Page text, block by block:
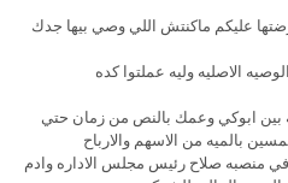
عليكم ماكنتش اللي وصي بيها جدك
الاصليه وليه عملتوا كده
ابوكي وعمك بالنص من زمان حتي
بالميه من الاسهم والارباح
منصبه صلاح رئيس مجلس الاداره وادم